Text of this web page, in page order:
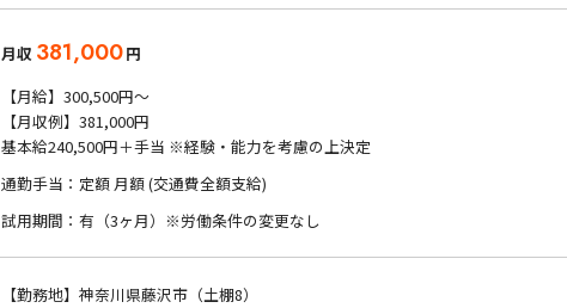
月収 381,000円
【月給】300,500円～
【月収例】381,000円
基本給240,500円＋手当 ※経験・能力を考慮の上決定
通勤手当：定額 月額 (交通費全額支給)
試用期間：有（3ヶ月）※労働条件の変更なし
【勤務地】神奈川県藤沢市（土棚8）